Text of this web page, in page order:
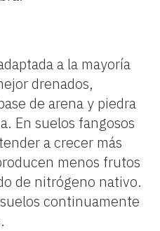
a la mayoría
drenados,
de arena y piedra
En suelos fangosos
a crecer más
menos frutos
de nitrógeno nativo.
continuamente